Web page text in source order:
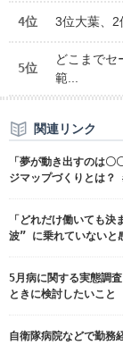
4位 3位大葉、2
5位
どこまでセ
範...
関連リンク
「夢が動き出すのは
ジマップづくりとは
「どれだけ働いても
波” に乗れていないと
5月病に関する実態調
ときに検討したいこと
自衛隊病院などで勤務